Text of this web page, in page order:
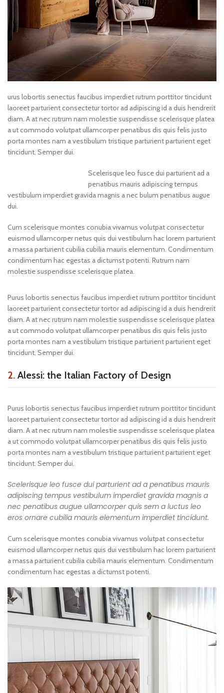
urus lobortis senectus faucibus imperdiet rutrum porttitor tincidunt
laoreet parturient consectetur tortor ad adipiscing id a duis hendrerit
diam. A at nec rutrum nam molestie suspendisse scelerisque platea
a ut commodo volutpat ullamcorper penatibus dis quis felis justo
porta montes nam a vestibulum tristique parturient parturient eget
tincidunt. Semper dui.
Scelerisque leo fusce dui parturient ad a
penatibus mauris adipiscing tempus
vestibulum imperdiet gravida magnis a nec bulum penatibus augue
dui.
Cum scelerisque montes conubia vivamus volutpat consectetur
euismod ullamcorper netus quis dui vestibulum hac lorem parturient
a massa parturient cubilia cubilia mauris elementum. Condimentum
condimentum hac egestas a dictumst potenti. Rutrum nam
molestie suspendisse scelerisque platea.
Purus lobortis senectus faucibus imperdiet rutrum porttitor tincidunt
laoreet parturient consectetur tortor ad adipiscing id a duis hendrerit
diam. A at nec rutrum nam molestie suspendisse scelerisque platea
a ut commodo volutpat ullamcorper penatibus dis quis felis justo
porta montes nam a vestibulum tristique parturient parturient eget
tincidunt. Semper dui.
2. Alessi: the Italian Factory of Design
Purus lobortis senectus faucibus imperdiet rutrum porttitor tincidunt
laoreet parturient consectetur tortor ad adipiscing id a duis hendrerit
diam. A at nec rutrum nam molestie suspendisse scelerisque platea
a ut commodo volutpat ullamcorper penatibus dis quis felis justo
porta montes nam a vestibulum tristique parturient parturient eget
tincidunt. Semper dui.
Scelerisque leo fusce dui parturient ad a penatibus mauris
adipiscing tempus vestibulum imperdiet gravida magnis a
nec penatibus augue ullamcorper quis sem a luctus leo
eros ornare cubilia mauris elementum imperdiet tincidunt.
Cum scelerisque montes conubia vivamus volutpat consectetur
euismod ullamcorper netus quis dui vestibulum hac lorem parturient
a massa parturient cubilia cubilia mauris elementum. Condimentum
condimentum hac egestas a dictumst potenti.